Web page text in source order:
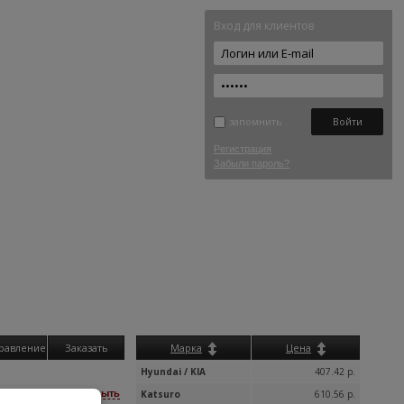
Вход для клиентов
запомнить
Регистрация
Забыли пароль?
Заказать
скрыть
Марка Цена
Hyundai / KIA
407.42 р.
Katsuro
610.56 р.